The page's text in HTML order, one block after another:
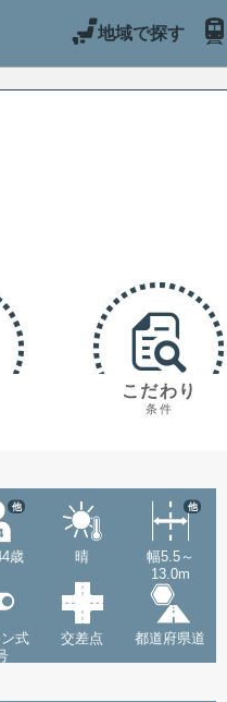
地域で探す
こだわり
条件
歳
他
晴
幅5.5～
13.0m
他
式
交差点 都道府県道